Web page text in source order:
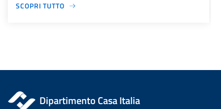
SCOPRI TUTTO
Dipartimento Casa Italia